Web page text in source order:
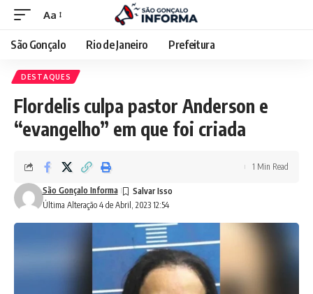
Aa
São Gonçalo Rio de Janeiro Prefeitura
DESTAQUES
Flordelis culpa pastor Anderson e
“evangelho” em que foi criada
Última Alteração 4 de Abril, 2023 12:54
São Gonçalo Informa
1 Min Read